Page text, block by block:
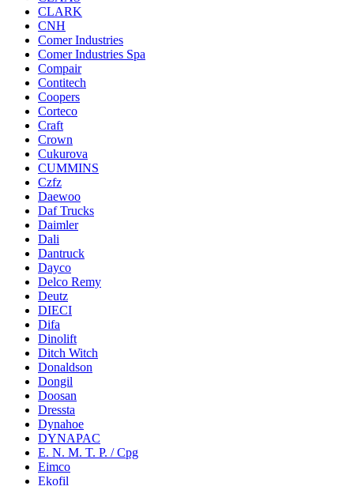
CLARK
CNH
Comer Industries
Comer Industries Spa
Compair
Contitech
Coopers
Corteco
Craft
Crown
Cukurova
CUMMINS
Czfz
Daewoo
Daf Trucks
Daimler
Dali
Dantruck
Dayco
Delco Remy
Deutz
DIECI
Difa
Dinolift
Ditch Witch
Donaldson
Dongil
Doosan
Dressta
Dynahoe
DYNAPAC
E. N. M. T. P. / Cpg
Eimco
Ekofil